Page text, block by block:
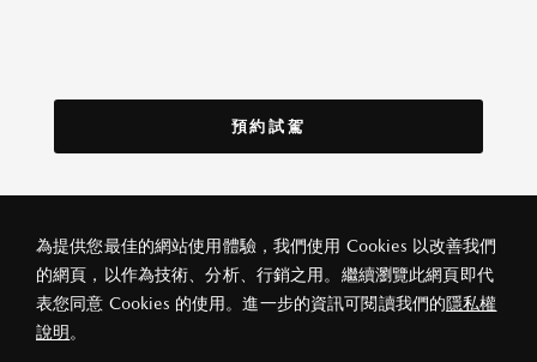
為提供您最佳的網站使用體驗，我們使用 Cookies 以改善我們
的網頁，以作為技術、分析、行銷之用。繼續瀏覽此網頁即代
表您同意 Cookies 的使用。進一步的資訊可閱讀我們的隱私權
說明。
預約試駕